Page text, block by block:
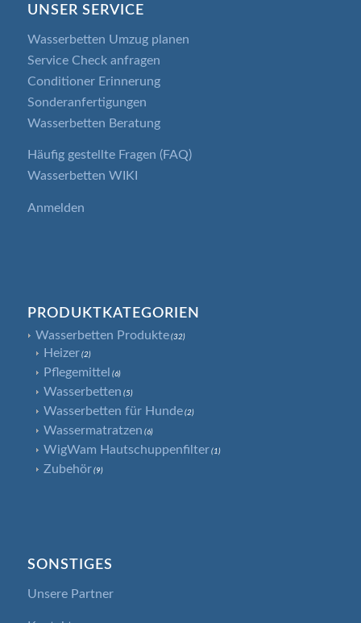
UNSER SERVICE
Wasserbetten Umzug planen
Service Check anfragen
Conditioner Erinnerung
Sonderanfertigungen
Wasserbetten Beratung
Häufig gestellte Fragen (FAQ)
Wasserbetten WIKI
Anmelden
PRODUKTKATEGORIEN
Wasserbetten Produkte (32)
Heizer (2)
Pflegemittel (6)
Wasserbetten (5)
Wasserbetten für Hunde (2)
Wassermatratzen (6)
WigWam Hautschuppenfilter (1)
Zubehör (9)
SONSTIGES
Unsere Partner